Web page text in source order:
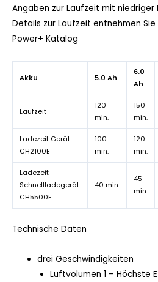
Angaben zur Laufzeit mit niedriger
Details zur Laufzeit entnehmen
Power+ Katalog
Akku 5.0 Ah
6.0
Ah
Laufzeit
120
min.
150
min.
Ladezeit Gerät
CH2100E
100
min.
120
min.
Ladezeit
Schnellladegerät
CH5500E
40 min.
45
min.
Technische Daten
drei Geschwindigkeiten
Luftvolumen 1 – Höchste